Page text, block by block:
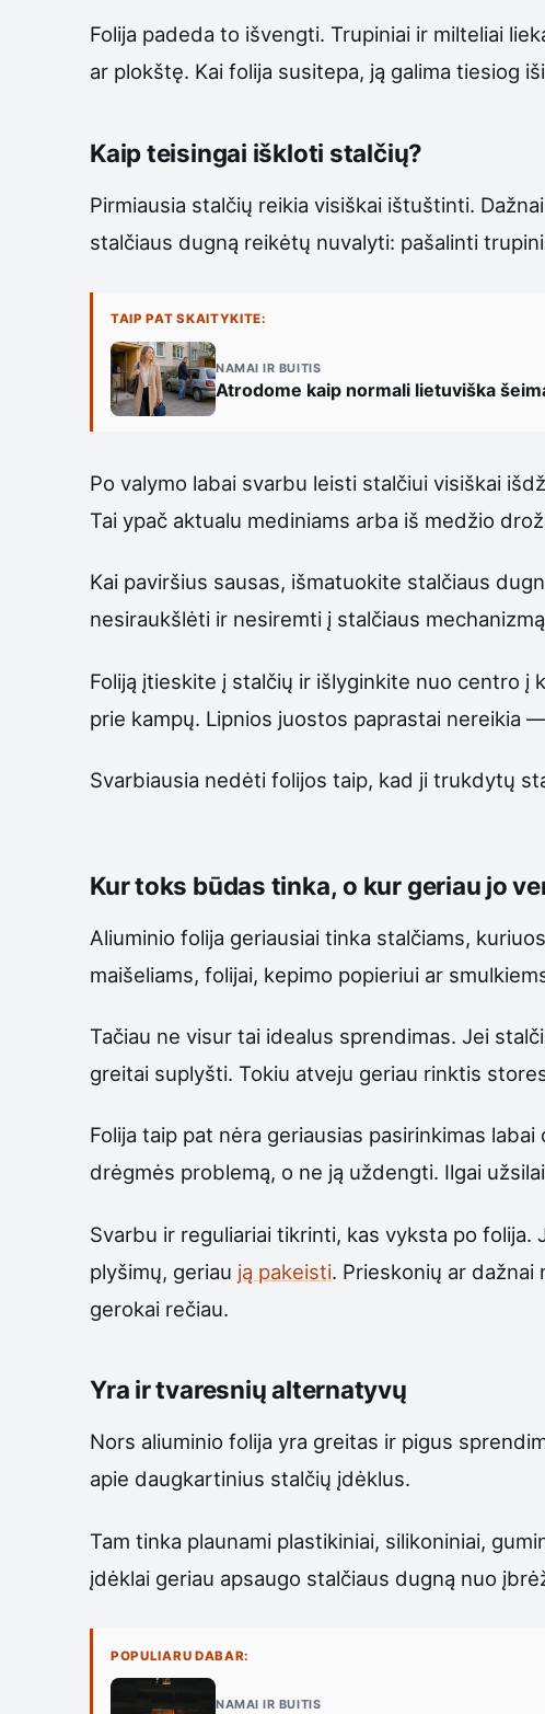
Folija padeda to išvengti. Trupiniai ir milteliai
ar plokštę. Kai folija susitepa, ją galima tiesiog
Kaip teisingai iškloti stalčių?
Pirmiausia stalčių reikia visiškai ištuštinti.
stalčiaus dugną reikėtų nuvalyti: pašalinti
TAIP PAT SKAITYKITE:
NAMAI IR BUITIS
Atrodome kaip normali lietuviška
Po valymo labai svarbu leisti stalčiui visiškai
Tai ypač aktualu mediniams arba iš medžio
Kai paviršius sausas, išmatuokite stalčiaus
nesiraukšlėti ir nesiremti į stalčiaus
Foliją įtieskite į stalčių ir išlyginkite nuo centro į
prie kampų. Lipnios juostos paprastai nereikia
Svarbiausia nedėti folijos taip, kad ji trukdytų
Kur toks būdas tinka, o kur geriau jo
Aliuminio folija geriausiai tinka stalčiams,
maišeliams, folijai, kepimo popieriui ar
Tačiau ne visur tai idealus sprendimas. Jei
greitai suplyšti. Tokiu atveju geriau rinktis
Folija taip pat nėra geriausias pasirinkimas
drėgmės problemą, o ne ją uždengti. Ilgai
Svarbu ir reguliariai tikrinti, kas vyksta po
plyšimų, geriau ją pakeisti. Prieskonių ar
gerokai rečiau.
Yra ir tvaresnių alternatyvų
Nors aliuminio folija yra greitas ir pigus
apie daugkartinius stalčių įdėklus.
Tam tinka plaunami plastikiniai, silikoniniai,
įdėklai geriau apsaugo stalčiaus dugną nuo
POPULIARU DABAR:
NAMAI IR BUITIS